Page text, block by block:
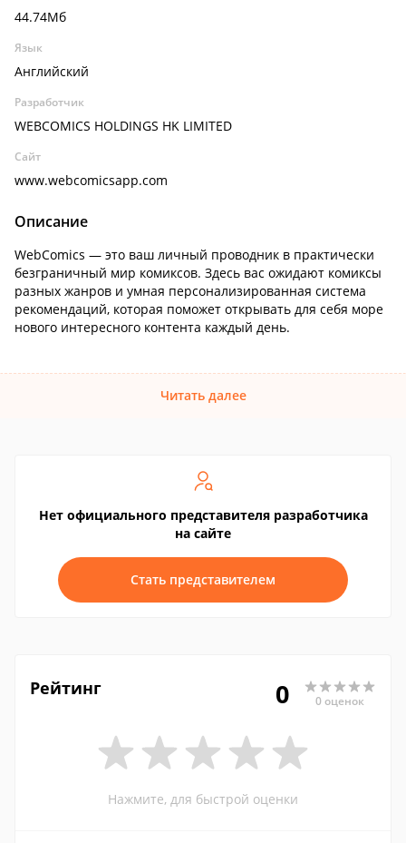
44.74Мб
Язык
Английский
Разработчик
WEBCOMICS HOLDINGS HK LIMITED
Сайт
www.webcomicsapp.com
Описание
WebComics — это ваш личный проводник в практически
безграничный мир комиксов. Здесь вас ожидают комиксы
разных жанров и умная персонализированная система
рекомендаций, которая поможет открывать для себя море
нового интересного контента каждый день.
Читать далее
Нет официального представителя разработчика
на сайте
Стать представителем
Рейтинг 0 0 оценок
Нажмите, для быстрой оценки